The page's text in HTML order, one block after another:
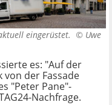
eingerüstet. © Uwe
es: "Auf der
von der Fassade
"Peter Pane"-
Nachfrage.